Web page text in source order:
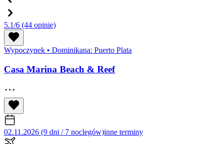
5.1/6 (44 opinie)
Wypoczynek • Dominikana: Puerto Plata
Casa Marina Beach & Reef
02.11.2026 (9 dni / 7 noclegów)inne terminy